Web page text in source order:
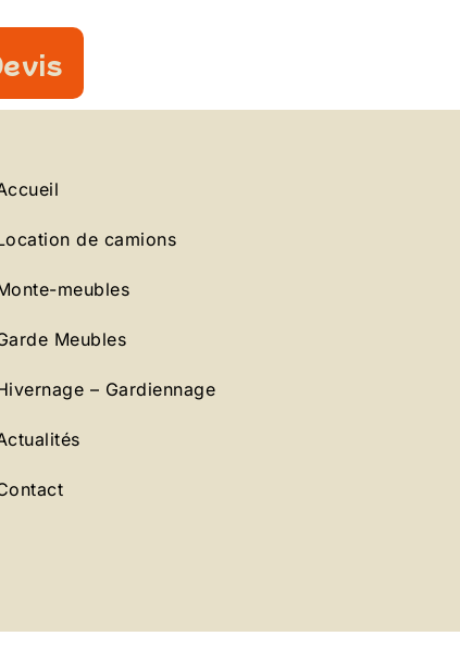
de camions
meubles
Meubles
– Gardiennage